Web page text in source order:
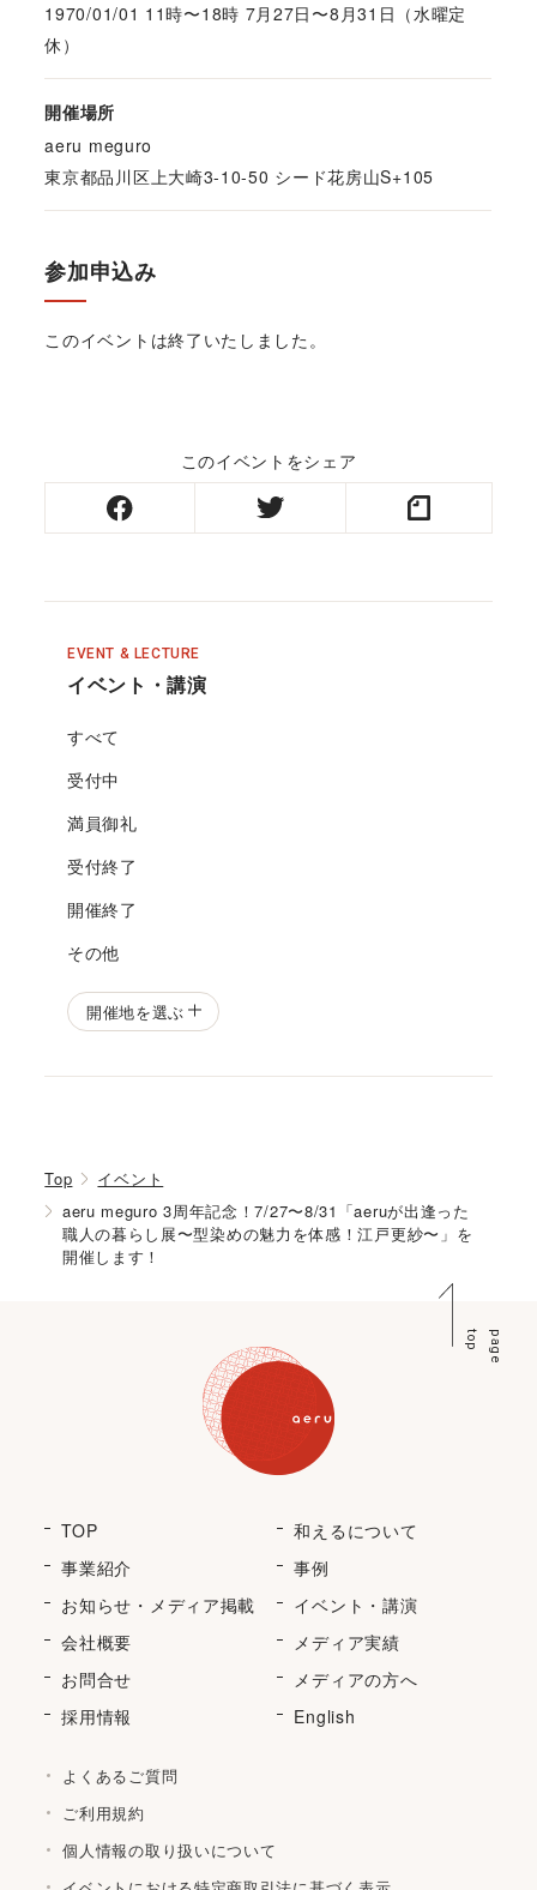
1970/01/01 11時〜18時 7月27日〜8月31日（水曜定
休）
開催場所
aeru meguro
東京都品川区上大崎3-10-50 シード花房山S+105
参加申込み
このイベントは終了いたしました。
このイベントをシェア
EVENT & LECTURE
イベント・講演
すべて
受付中
満員御礼
受付終了
開催終了
その他
開催地を選ぶ
Top
イベント
aeru meguro 3周年記念！7/27〜8/31「aeruが出逢った
職人の暮らし展〜型染めの魅力を体感！江戸更紗〜」を
開催します！
p
a
g
e
t
o
p
TOP
和えるについて
事業紹介
事例
お知らせ・メディア掲載
イベント・講演
会社概要
メディア実績
お問合せ
メディアの方へ
採用情報
English
よくあるご質問
ご利用規約
個人情報の取り扱いについて